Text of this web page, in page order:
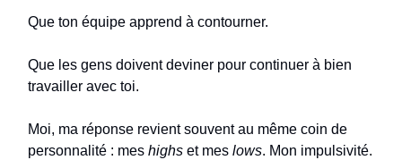
Que ton équipe apprend à contourner.
Que les gens doivent deviner pour continuer à bien
travailler avec toi.
Moi, ma réponse revient souvent au même coin de
personnalité : mes highs et mes lows. Mon impulsivité.